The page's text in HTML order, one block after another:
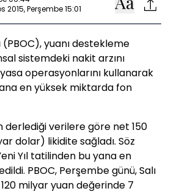
2015, Perşembe 15:01
(PBOC), yuanı destekleme
sistemdeki nakit arzını
operasyonlarını kullanarak
en yüksek miktarda fon
derlediği verilere göre net 150
dolar) likidite sağladı. Söz
Yıl tatilinden bu yana en
PBOC, Perşembe günü, Salı
milyar yuan değerinde 7